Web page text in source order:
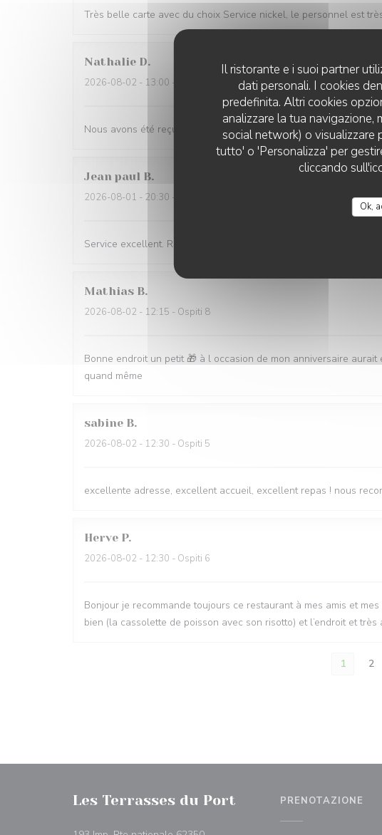
Il ristorante e i suoi partner
dati personali. I cookies
predefinita. Altri cookies
analizzare la tua navigazione,
social network) o
tutto' o 'Personalizza' per
cliccando
Ok,
Très belle carte avec du choix Service nickel, le personnel est
Nathalie D
2026-08-02 - 13:00 - Ospiti 4
Nous avons été reçus par un personnel accueillant et souriant.
Jean paul B
2026-08-01 - 20:30 - Ospiti 6
Service excellent. Repas de qualité. Je recommande fortement
Mathias B
2026-08-02 - 12:15 - Ospiti 8
Bonne endroit un petit 🎁 à l occasion de mon anniversaire
quand même
sabine B
2026-08-02 - 12:30 - Ospiti 5
excellente adresse, excellent accueil, excellent repas ! nous
Herve P
2026-08-02 - 12:30 - Ospiti 6
Bonjour je recommande toujours ce restaurant à mes amis et
bien (la cassolette de poisson avec son risotto) et l’endroit et
1 2
Les Terrasses du Port PRENOTAZIONE